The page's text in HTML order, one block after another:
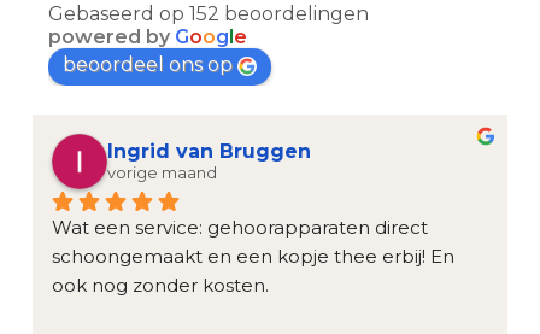
Gebaseerd op 152 beoordelingen
powered by Google
beoordeel ons op
Ingrid van Bruggen
vorige maand
Wat een service: gehoorapparaten direct
schoongemaakt en een kopje thee erbij! En
ook nog zonder kosten.